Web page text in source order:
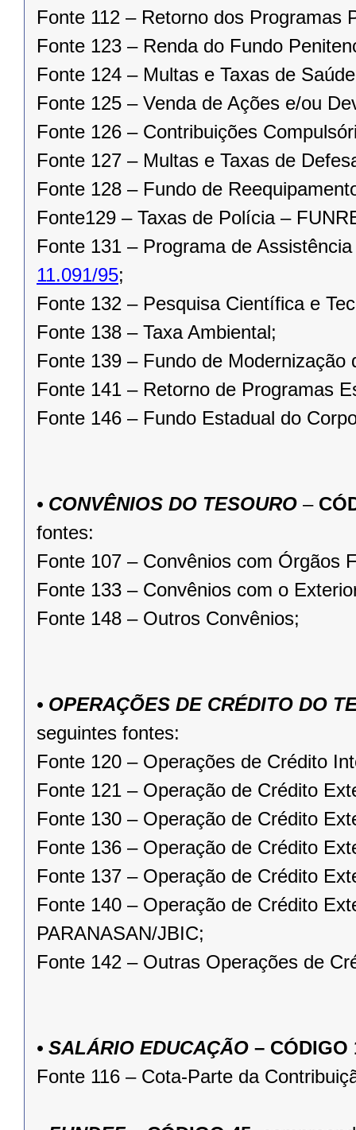
Fonte 112 – Retorno dos Programas
Fonte 123 – Renda do Fundo
Fonte 124 – Multas e Taxas de
Fonte 125 – Venda de Ações e/ou
Fonte 126 – Contribuições
Fonte 127 – Multas e Taxas de
Fonte 128 – Fundo de
Fonte129 – Taxas de Polícia –
Fonte 131 – Programa de
11.091/95;
Fonte 132 – Pesquisa Científica e
Fonte 138 – Taxa Ambiental;
Fonte 139 – Fundo de
Fonte 141 – Retorno de Programas
Fonte 146 – Fundo Estadual do
• CONVÊNIOS DO TESOURO –
fontes:
Fonte 107 – Convênios com Órgãos
Fonte 133 – Convênios com o
Fonte 148 – Outros Convênios;
• OPERAÇÕES DE CRÉDITO DO
seguintes fontes:
Fonte 120 – Operações de Crédito
Fonte 121 – Operação de Crédito
Fonte 130 – Operação de Crédito
Fonte 136 – Operação de Crédito
Fonte 137 – Operação de Crédito
Fonte 140 – Operação de Crédito
PARANASAN/JBIC;
Fonte 142 – Outras Operações de
• SALÁRIO EDUCAÇÃO – CÓDIGO
Fonte 116 – Cota-Parte da